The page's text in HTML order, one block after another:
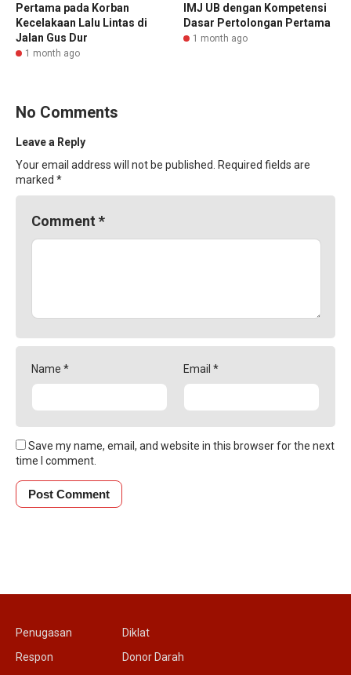
Pertama pada Korban
Kecelakaan Lalu Lintas di
Jalan Gus Dur
1 month ago
IMJ UB dengan Kompetensi
Dasar Pertolongan Pertama
1 month ago
No Comments
Leave a Reply
Your email address will not be published.
Required fields are
marked *
Comment *
Name * Email *
Save my name, email, and website in this browser for the next
time I comment.
Penugasan
Respon
Diklat
Donor Darah